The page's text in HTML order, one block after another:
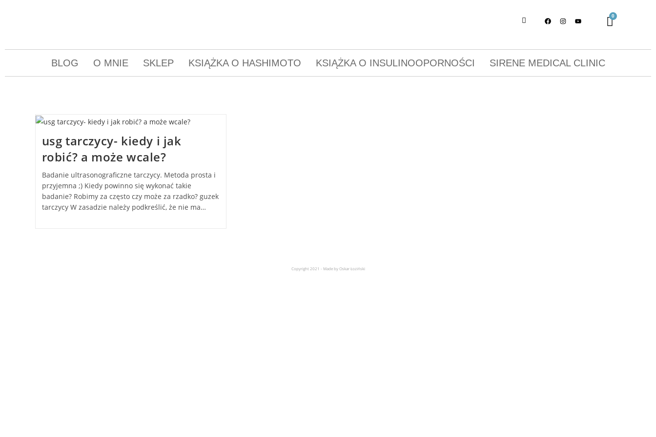
BLOG O MNIE SKLEP KSIĄŻKA O HASHIMOTO KSIĄŻKA O INSULINOOPORNOŚCI SIRENE MEDICAL CLINIC
usg tarczycy- kiedy i jak
robić? a może wcale?
Badanie ultrasonograficzne tarczycy. Metoda prosta i
przyjemna ;) Kiedy powinno się wykonać takie
badanie? Robimy za często czy może za rzadko? guzek
tarczycy W zasadzie należy podkreślić, że nie ma…
Copyright 2021 - Made by Oskar Łoziński